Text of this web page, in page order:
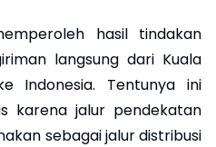
hasil tindakan
langsung dari Kuala
Indonesia. Tentunya ini
karena jalur pendekatan
sebagai jalur distribusi